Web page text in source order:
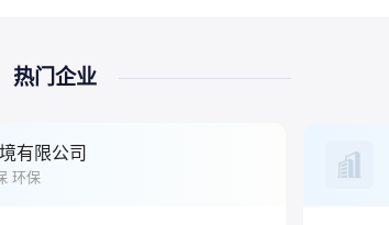
热门企业
有限公司
环保